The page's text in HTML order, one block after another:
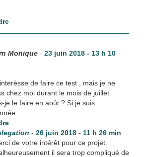
Monique- 23 juin 2018 - 13 h 10
de faire ce test , mais je ne
chez moi durant le mois de juillet.
je le faire en août ? Si je suis
- 26 juin 2018 - 11 h 26 min
de votre intérêt pour ce projet.
il sera trop compliqué de